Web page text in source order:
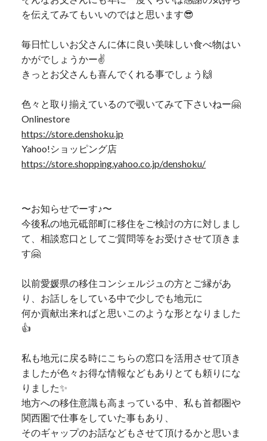
を伝えてみてもいいのではと思います😎
毎日忙しいお父さんに体に良い美味しい食べ物はい
かがでしょうかー✌️
きっとお父さんも喜んでくれる事でしょう🙌
色々と取り揃えているので覗いてみて下さいねー🤗
Onlinestore
https://store.denshoku.jp
Yahoo!ショッピング店
https://store.shopping.yahoo.co.jp/denshoku/
〜お知らせでーす♪〜
今後私の地元砥部町に移住をご検討の方に対しまし
て、相談窓口としてご質問等をお受けさせて頂きま
す🤗
以前愛媛県の移住コンシェルジュの方とご縁があ
り、お話しをしている中で少しでも地元に
何か貢献出来ればと思いこのような形となりました
👍
私も地元に戻る時にこちらの窓口を活用させて頂き
ましたが色々お得な情報などもありとても頼りにな
りました✨
地方への移住意識も高まっている中、私も首都圏や
関西圏で仕事をしていた事もあり、
そのギャップのお話などもさせて頂けるかと思いま